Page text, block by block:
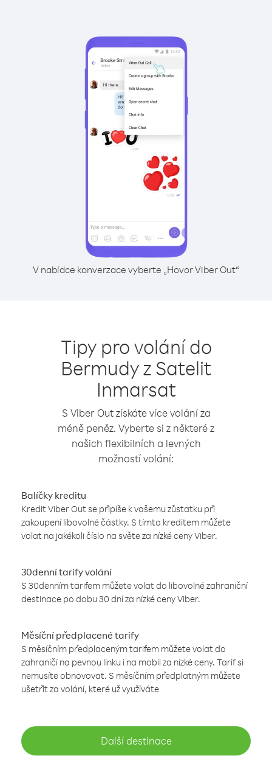
V nabídce konverzace vyberte „Hovor Viber Out“
Tipy pro volání do
Bermudy z Satelit
Inmarsat
S Viber Out získáte více volání za
méně peněz. Vyberte si z některé z
našich flexibilních a levných
možností volání:
Balíčky kreditu
Kredit Viber Out se připíše k vašemu zůstatku při
zakoupení libovolné částky. S tímto kreditem můžete
volat na jakékoli číslo na světe za nízké ceny Viber.
30denní tarify volání
S 30denním tarifem můžete volat do libovolné zahraniční
destinace po dobu 30 dní za nízké ceny Viber.
Měsíční předplacené tarify
S měsíčním předplaceným tarifem můžete volat do
zahraničí na pevnou linku i na mobil za nízké ceny. Tarif si
nemusíte obnovovat. S měsíčním předplatným můžete
ušetřit za volání, které už využíváte
Další destinace